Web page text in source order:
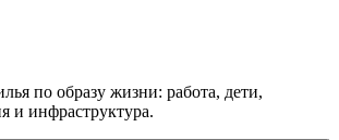
по образу жизни: работа, дети,
и инфраструктура.